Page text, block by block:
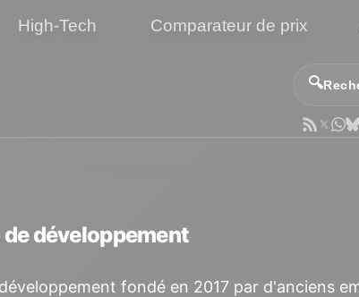
High-Tech Comparateur de prix
🔍
de développement
fondé en 2017 par d'anciens